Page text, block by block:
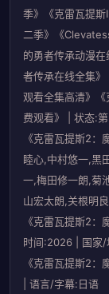
季》《克雷瓦提
二季》《
的勇者传承动漫
者传承在线全集
观看全集高清》
费观看》 | 状态:
《克雷瓦提斯2
睦心,中村悠一,黑
一,梅田修一朗,菊
山宏太朗,关根明
《克雷瓦提斯2
时间:2026 | 国家/
《克雷瓦提斯2
| 语言/字幕:日语